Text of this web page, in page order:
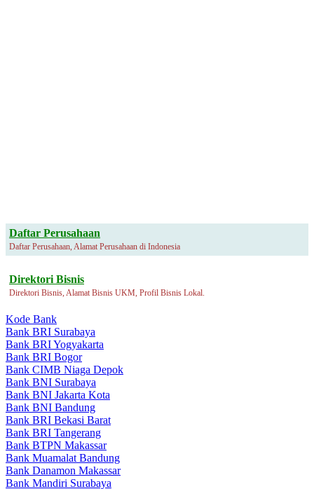
Daftar Perusahaan
Daftar Perusahaan, Alamat Perusahaan di Indonesia
Direktori Bisnis
Direktori Bisnis, Alamat Bisnis UKM, Profil Bisnis Lokal.
Kode Bank
Bank BRI Surabaya
Bank BRI Yogyakarta
Bank BRI Bogor
Bank CIMB Niaga Depok
Bank BNI Surabaya
Bank BNI Jakarta Kota
Bank BNI Bandung
Bank BRI Bekasi Barat
Bank BRI Tangerang
Bank BTPN Makassar
Bank Muamalat Bandung
Bank Danamon Makassar
Bank Mandiri Surabaya